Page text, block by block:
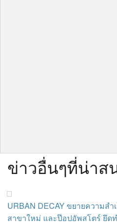
ข่าวอื่นๆที่น่าส
URBAN DECAY ขยายความสำ
สาขาใหม่ และป๊อปอัพสโตร์ ยึด